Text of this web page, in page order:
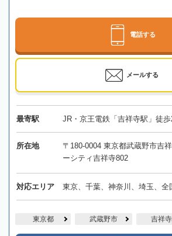
電話する
メールする
最寄駅 JR・京王電鉄「吉祥寺駅」徒歩
所在地
〒180-0004 東京都武蔵野市吉
ーシティ吉祥寺802
対応エリア 東京、千葉、神奈川、埼玉、全
東京都 武蔵野市 吉祥